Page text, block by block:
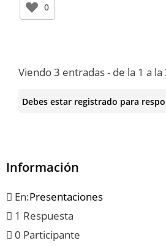
0
Viendo 3 entradas - de la 1 a
Debes estar registrado para
Información
En:Presentaciones
1 Respuesta
0 Participante